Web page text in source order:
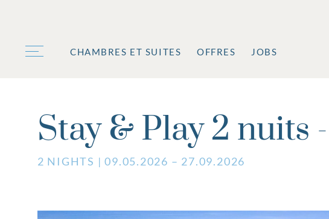
CHAMBRES ET SUITES OFFRES JOBS
Stay & Play 2 nuits
2 NIGHTS | 09.05.2026 – 27.09.2026